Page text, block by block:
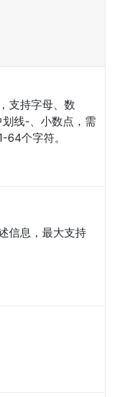
支持字母、数
线-、小数点，需
64个字符。
信息，最大支持